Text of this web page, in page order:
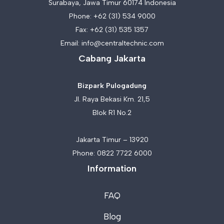
Surabaya, Jawa Timur 60174 Indonesia
Phone: +62 (31) 534 9000
Fax: +62 (31) 535 1357
Email: info@centraltechnic.com
Cabang Jakarta
Bizpark Pulogadung
Jl. Raya Bekasi Km. 21,5
Blok R1 No.2
Jakarta Timur – 13920
Phone: 0822 7722 6000
Information
FAQ
Blog